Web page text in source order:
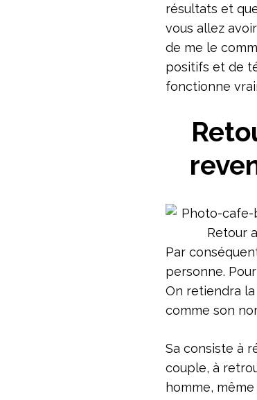
résultats et
vous allez
de me le
positifs et de
fonctionne
Par
personne.
On retiendra la
comme son
Sa consiste à
couple, à
homme,